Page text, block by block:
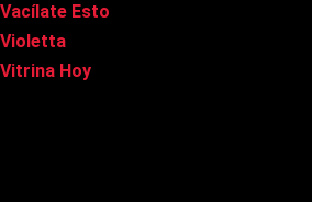
Vacílate Esto
Violetta
Vitrina Hoy